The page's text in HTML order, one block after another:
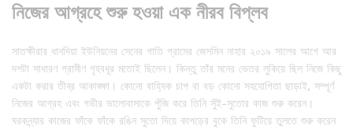
নিজের আগ্রহে শুরু হওয়া এক নীরব বিপ্লব
সাতক্ষীরার ধানদিয়া ইউনিয়নের সেনের গাতি গ্রামের জেসমিন নাহার ২০১৯ সালের আগে আর
দশটা সাধারণ গ্রামীণ গৃহবধূর মতোই ছিলেন। কিন্তু তাঁর মনের ভেতর লুকিয়ে ছিল নিজে কিছু
একটা করার তীব্র আকাঙ্ক্ষা। কোনো বাহ্যিক চাপ বা বড় কোনো সহযোগিতা ছাড়াই, সম্পূর্ণ
নিজের আগ্রহ এবং গভীর ভালোবাসাকে পুঁজি করে তিনি সুঁই-সুতোর কাজ শুরু করেন।
ঘরকন্ন্যার কাজের ফাঁকে ফাঁকে রঙিন সুতো দিয়ে কাপড়ের বুকে তিনি ফুটিয়ে তুলতে শুরু করেন